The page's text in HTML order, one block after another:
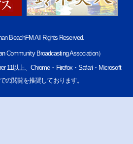
BeachFM All Rights Reserved.
Community Broadcasting Association）
11以上、Chrome・Firefox・Safari・Microsoft
の閲覧を推奨しております。